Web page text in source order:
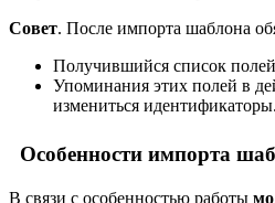
Совет. После импорта шаблона
Получившийся список
Упоминания этих полей в
измениться идентификаторы.
Особенности импорта
В связи с особенностью работы